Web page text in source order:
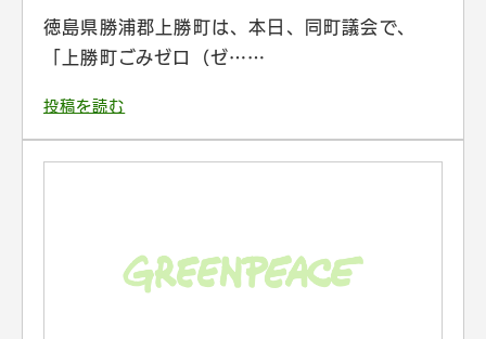
徳島県勝浦郡上勝町は、本日、同町議会で、
「上勝町ごみゼロ（ゼ……
投稿を読む